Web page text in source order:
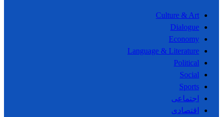
Culture & Art
Dialogue
Economy
Language & Literature
Political
Social
Sports
اجتماعی
اقتصادی